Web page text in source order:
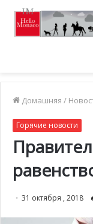
Домашняя /
Горячие новости
31 октября , 2018